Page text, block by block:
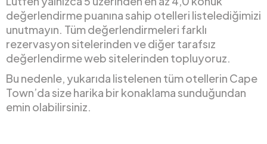
değerlendirme puanına sahip otelleri listelediğimizi
unutmayın. Tüm değerlendirmeleri farklı
rezervasyon sitelerinden ve diğer tarafsız
değerlendirme web sitelerinden topluyoruz.
Bu nedenle, yukarıda listelenen tüm otellerin Cape
Town’da size harika bir konaklama sunduğundan
emin olabilirsiniz.